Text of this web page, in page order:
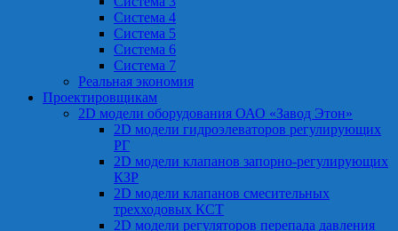
Система 4
Система 5
Система 6
Система 7
Реальная экономия
Проектировщикам
2D модели оборудования ОАО «Завод Этон»
2D модели гидроэлеваторов регулирующих
РГ
2D модели клапанов запорно-регулирующих
КЗР
2D модели клапанов смесительных
трехходовых КСТ
2D модели регуляторов перепада давления